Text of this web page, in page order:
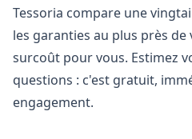
Tessoria compare une
les garanties au plus près de
surcoût pour vous. Estimez
questions : c'est gratuit,
engagement.